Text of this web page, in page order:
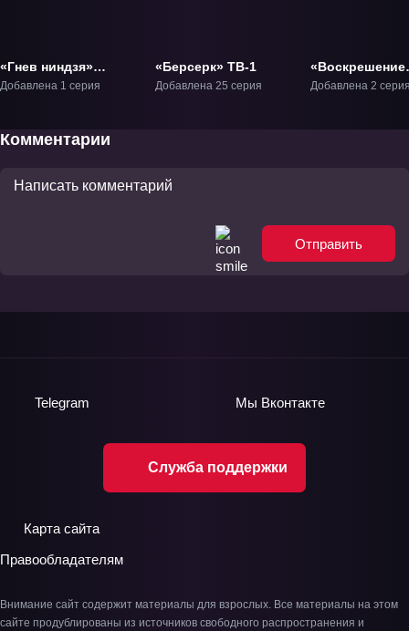
«Гнев ниндзя»
Фильм-1
Добавлена 1 серия
«Берсерк» ТВ-1
Добавлена 25 серия
«Воскрешение
ниндзя» ОВА-1
Добавлена 2
Комментарии
Отправить
Служба поддержки
Telegram Мы Вконтакте
Карта сайта
Правообладателям
Внимание сайт содержит материалы для взрослых. Все материалы на этом
сайте продублированы из источников свободного распространения и